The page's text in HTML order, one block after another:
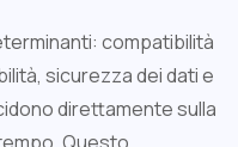
compatibilità
sicurezza dei dati e
direttamente sulla